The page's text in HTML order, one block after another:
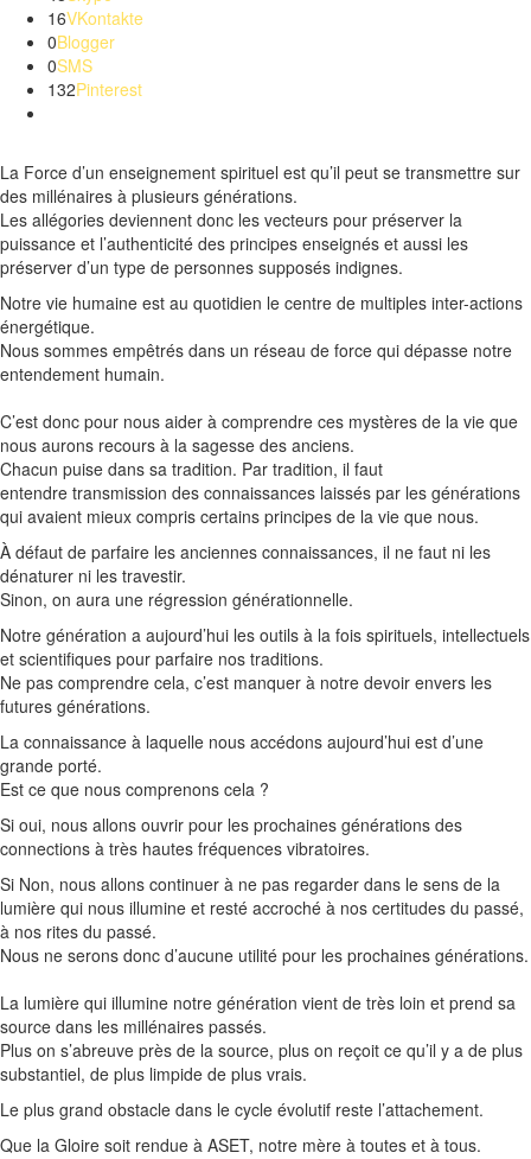
16VKontakte
0Blogger
0SMS
132Pinterest
La Force d’un enseignement spirituel est qu’il peut se transmettre sur
des millénaires à plusieurs générations.
Les allégories deviennent donc les vecteurs pour préserver la
puissance et l’authenticité des principes enseignés et aussi les
préserver d’un type de personnes supposés indignes.
Notre vie humaine est au quotidien le centre de multiples inter-actions
énergétique.
Nous sommes empêtrés dans un réseau de force qui dépasse notre
entendement humain.
C’est donc pour nous aider à comprendre ces mystères de la vie que
nous aurons recours à la sagesse des anciens.
Chacun puise dans sa tradition. Par tradition, il faut
entendre transmission des connaissances laissés par les générations
qui avaient mieux compris certains principes de la vie que nous.
À défaut de parfaire les anciennes connaissances, il ne faut ni les
dénaturer ni les travestir.
Sinon, on aura une régression générationnelle.
Notre génération a aujourd’hui les outils à la fois spirituels, intellectuels
et scientifiques pour parfaire nos traditions.
Ne pas comprendre cela, c’est manquer à notre devoir envers les
futures générations.
La connaissance à laquelle nous accédons aujourd’hui est d’une
grande porté.
Est ce que nous comprenons cela ?
Si oui, nous allons ouvrir pour les prochaines générations des
connections à très hautes fréquences vibratoires.
Si Non, nous allons continuer à ne pas regarder dans le sens de la
lumière qui nous illumine et resté accroché à nos certitudes du passé,
à nos rites du passé.
Nous ne serons donc d’aucune utilité pour les prochaines générations.
La lumière qui illumine notre génération vient de très loin et prend sa
source dans les millénaires passés.
Plus on s’abreuve près de la source, plus on reçoit ce qu’il y a de plus
substantiel, de plus limpide de plus vrais.
Le plus grand obstacle dans le cycle évolutif reste l’attachement.
Que la Gloire soit rendue à ASET, notre mère à toutes et à tous.